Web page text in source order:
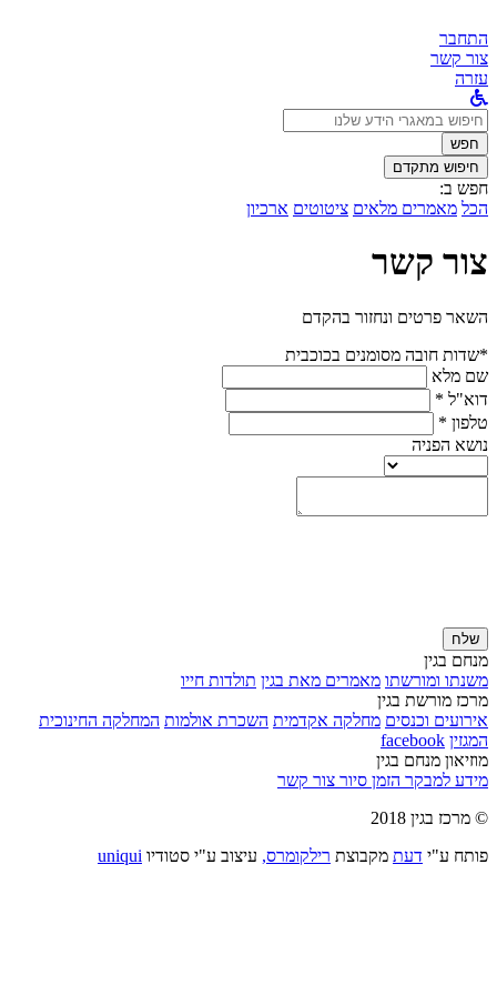
התחבר
צור קשר
עזרה
לחפש
ב:חפש
חיפוש מתקדם
חפש ב:
הכל מאמרים מלאים ציטוטים ארכיון
צור קשר
השאר פרטים ונחזור בהקדם
*שדות חובה מסומנים בכוכבית
שם מלא
דוא"ל *
טלפון *
נושא הפניה
שלח
מנחם בגין
משנתו ומורשתו מאמרים מאת בגין תולדות חייו
מרכז מורשת בגין
אירועים וכנסים מחלקה אקדמית השכרת אולמות המחלקה החינוכית
המגזין facebook
מוזיאון מנחם בגין
מידע למבקר הזמן סיור צור קשר
© מרכז בגין 2018
פותח ע"י דעת מקבוצת רילקומרס, עיצוב ע"י סטודיו uniqui